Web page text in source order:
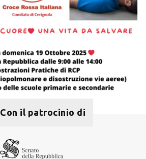
Con il patrocinio di